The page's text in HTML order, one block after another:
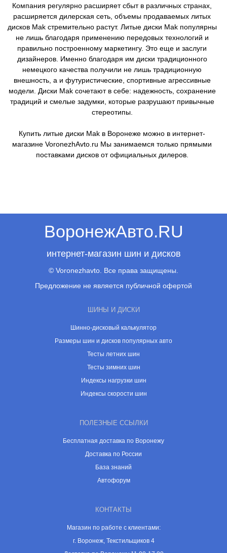
Компания регулярно расширяет сбыт в различных странах,
расширяется дилерская сеть, объемы продаваемых литых
дисков Mak стремительно растут. Литые диски Mak популярны
не лишь благодаря применению передовых технологий и
правильно построенному маркетингу. Это еще и заслуги
дизайнеров. Именно благодаря им диски традиционного
немецкого качества получили не лишь традиционную
внешность, а и футуристические, спортивные агрессивные
модели. Диски Mak сочетают в себе: надежность, сохранение
традиций и смелые задумки, которые разрушают привычные
стереотипы.
Купить литые диски Mak в Воронеже можно в интернет-
магазине VoronezhAvto.ru Мы занимаемся только прямыми
поставками дисков от официальных дилеров.
ВоронежАвто.RU
интернет-магазин шин и дисков
© Voronezhavto. Все права защищены.
Предложение не является публичной офертой
ШИНЫ И ДИСКИ
Шинно-дисковый калькулятор
Размеры шин и дисков популярных авто
Тесты летних шин
Тесты зимних шин
Индексы нагрузки шин
Индексы скорости шин
ПОЛЕЗНЫЕ ССЫЛКИ
Бесплатная доставка по Воронежу
Доставка по России
База знаний
Автофорум
КОНТАКТЫ
Магазин по работе с клиентами:
г. Воронеж, Текстильщиков 4